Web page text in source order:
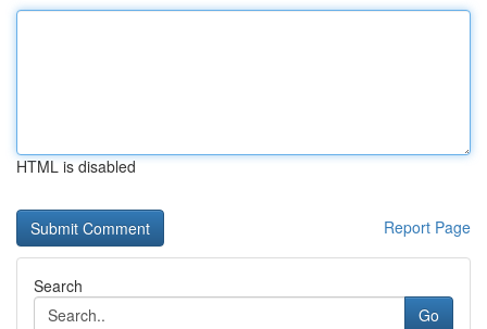
HTML is disabled
Report Page
Search
Go